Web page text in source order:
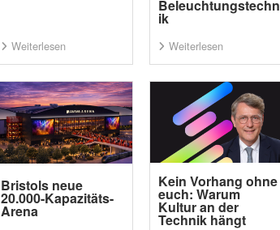
Weiterlesen
Beleuchtungstechn
ik
Weiterlesen
Bristols neue
20.000-Kapazitäts-
Arena
Kein Vorhang ohne
euch: Warum
Kultur an der
Technik hängt